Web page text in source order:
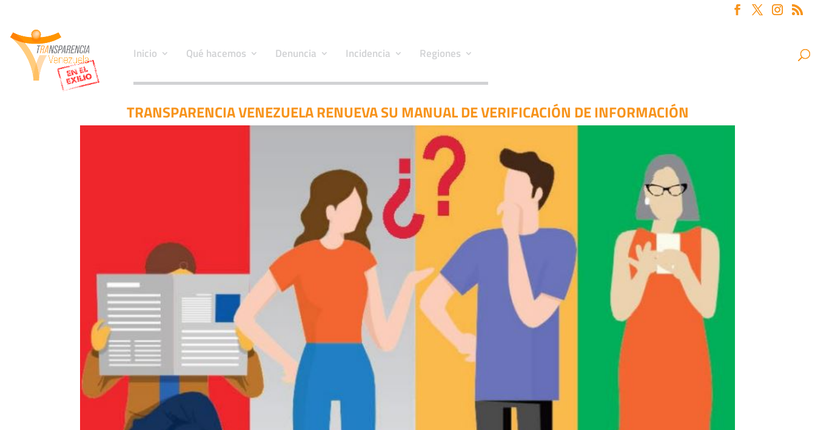
Inicio Qué hacemos Denuncia Incidencia Regiones
TRANSPARENCIA VENEZUELA RENUEVA SU MANUAL DE VERIFICACIÓN DE INFORMACIÓN